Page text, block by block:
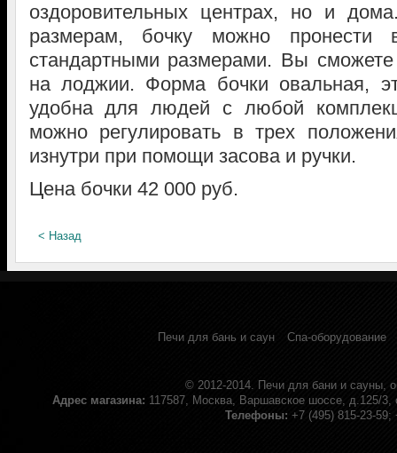
оздоровительных центрах, но и
размерам, бочку можно
стандартными размерами. Вы
на лоджии. Форма бочки овальная,
удобна для людей с любой
можно регулировать в трех
изнутри при помощи засова и ручки.
Цена бочки 42 000 руб.
< Назад
Печи для бань и саун Спа-оборудование
© 2012-2014. Печи для бани и сауны,
Адрес магазина: 117587, Москва, Варшавское шоссе, д.125/
Телефоны: +7 (495) 815-23-